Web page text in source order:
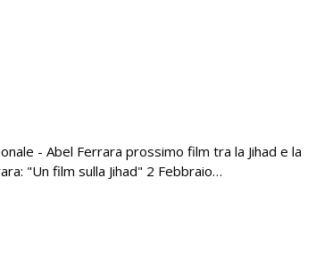
- Abel Ferrara prossimo film tra la Jihad e la
"Un film sulla Jihad" 2 Febbraio…